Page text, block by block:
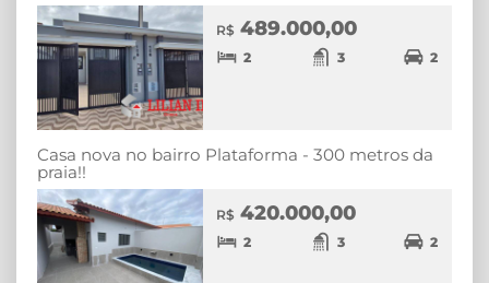
R$ 489.000,00
2 3 2
Casa nova no bairro Plataforma - 300 metros da
praia!!
R$ 420.000,00
2 3 2